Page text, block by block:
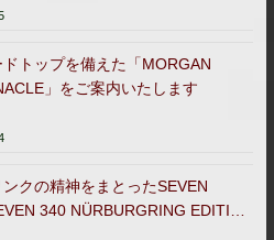
トップを備えた「MORGAN
」をご案内いたします
クの精神をまとったSEVEN
340 NÜRBURGRING EDITION